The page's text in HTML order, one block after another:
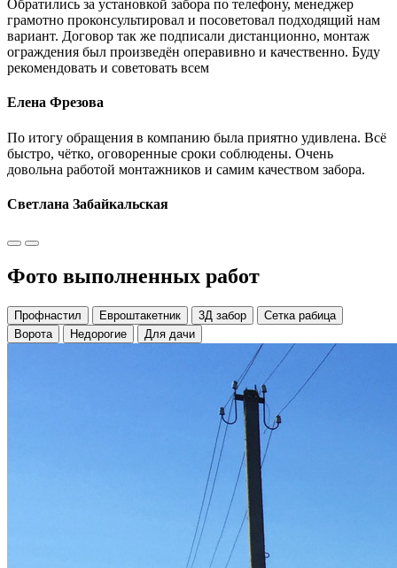
Обратились за установкой забора по телефону, менеджер
грамотно проконсультировал и посоветовал подходящий нам
вариант. Договор так же подписали дистанционно, монтаж
ограждения был произведён операвивно и качественно. Буду
рекомендовать и советовать всем
Елена Фрезова
По итогу обращения в компанию была приятно удивлена. Всё
быстро, чётко, оговоренные сроки соблюдены. Очень
довольна работой монтажников и самим качеством забора.
Светлана Забайкальская
Фото выполненных работ
Профнастил Евроштакетник 3Д забор
Сетка рабица
Ворота
Недорогие Для дачи